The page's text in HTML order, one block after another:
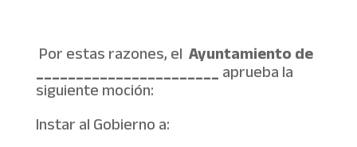
Por estas razones, el Ayuntamiento de
_______________________aprueba la
siguiente moción:
Instar al Gobierno a: